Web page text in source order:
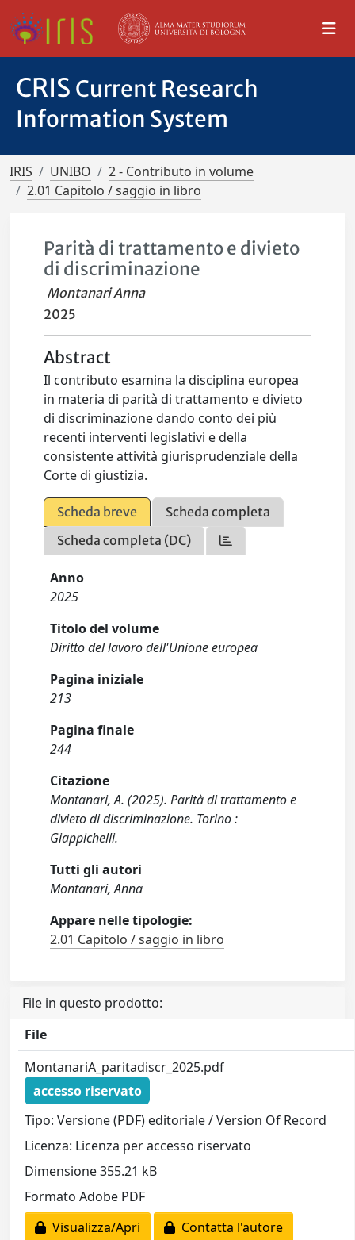
CRIS Current Research
Information System
IRIS UNIBO
2 - Contributo in volume
2.01 Capitolo / saggio in libro
Parità di trattamento e divieto
di discriminazione
Montanari Anna
2025
Abstract
Il contributo esamina la disciplina europea
in materia di parità di trattamento e divieto
di discriminazione dando conto dei più
recenti interventi legislativi e della
consistente attività giurisprudenziale della
Corte di giustizia.
Scheda breve
Scheda completa
Scheda completa (DC)
Anno
2025
Titolo del volume
Diritto del lavoro dell'Unione europea
Pagina iniziale
213
Pagina finale
244
Citazione
Montanari, A. (2025). Parità di trattamento e
divieto di discriminazione. Torino :
Giappichelli.
Tutti gli autori
Montanari, Anna
Appare nelle tipologie:
2.01 Capitolo / saggio in libro
File in questo prodotto:
File
MontanariA_paritadiscr_2025.pdf
accesso riservato
Tipo: Versione (PDF) editoriale / Version Of Record
Licenza: Licenza per accesso riservato
Dimensione 355.21 kB
Formato Adobe PDF
Visualizza/Apri
Contatta l'autore